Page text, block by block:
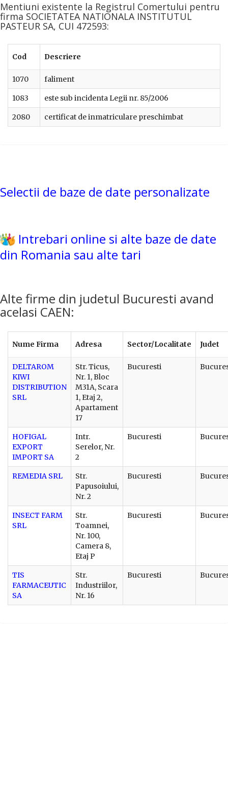
Mentiuni existente la Registrul Comertului pentru
firma SOCIETATEA NATIONALA INSTITUTUL
PASTEUR SA, CUI 472593:
Cod Descriere
1070 faliment
1083 este sub incidenta Legii nr. 85/2006
2080 certificat de inmatriculare preschimbat
Selectii de baze de date personalizate
Intrebari online si alte baze de date
din Romania sau alte tari
Alte firme din judetul Bucuresti avand
acelasi CAEN:
Nume Firma Adresa Sector/Localitate Judet
DELTAROM
KIWI
DISTRIBUTION
SRL
Str. Ticus,
Nr. 1, Bloc
M31A, Scara
1, Etaj 2,
Apartament
17
Bucuresti
HOFIGAL
EXPORT
IMPORT SA
Intr.
Serelor, Nr.
2
Bucuresti
REMEDIA SRL
Str.
Papusoiului,
Nr. 2
Bucuresti
INSECT FARM
SRL
Str.
Toamnei,
Nr. 100,
Camera 8,
Etaj P
Bucuresti
TIS
FARMACEUTIC
SA
Str.
Industriilor,
Nr. 16
Bucuresti